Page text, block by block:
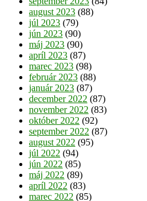
august 2023 (88)
júl 2023 (79)
jún 2023 (90)
máj 2023 (90)
apríl 2023 (87)
marec 2023 (98)
február 2023 (88)
január 2023 (87)
december 2022 (87)
november 2022 (83)
október 2022 (92)
september 2022 (87)
august 2022 (95)
júl 2022 (94)
jún 2022 (85)
máj 2022 (89)
apríl 2022 (83)
marec 2022 (85)